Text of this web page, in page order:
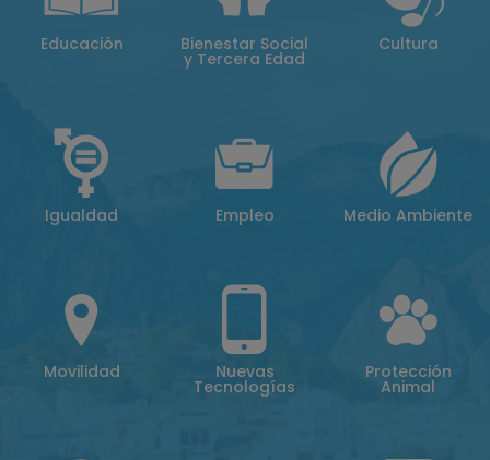
Educación Bienestar Social
y Tercera Edad
Cultura
Igualdad Empleo Medio Ambiente
Movilidad Nuevas
Tecnologías
Protección
Animal